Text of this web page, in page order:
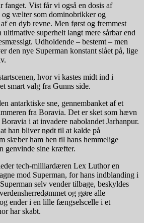
fanget. Vist får vi også en dosis af
og vælter som dominobrikker og
en dyb revne. Men først og fremmest
ultimative superhelt langt mere sårbar end
Udholdende – bestemt – men
den nye Superman konstant slået på, lige
hvor vi kastes midt ind i
smart valg fra Gunns side.
antarktiske sne, gennembanket af et
fra Boravia. Det er sket som hævn
i at invadere nabolandet Jarhanpur.
han bliver nødt til at kalde på
slæber ham hen til hans hemmelige
genvinde sine kræfter.
tech-milliardæren Lex Luthor en
mod Superman, for hans indblanding i
selv vender tilbage, beskyldes
og gøre alle
ender i en lille fængselscelle i et
har skabt.